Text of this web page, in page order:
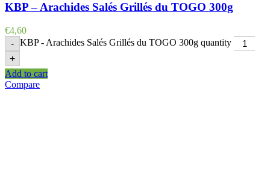
KBP – Arachides Salés Grillés du TOGO 300g
€4,60
- KBP - Arachides Salés Grillés du TOGO 300g quantity
+
Add to cart
Compare